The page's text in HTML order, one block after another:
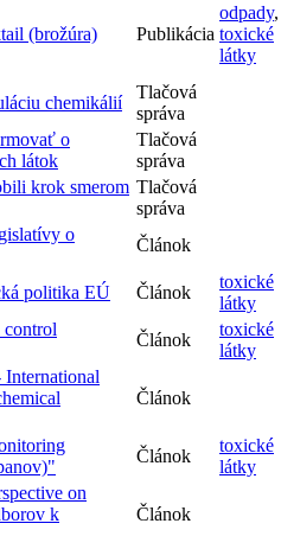
(brožúra) Publikácia
odpady,
toxické
látky
chemikálií
Tlačová
správa
o
látok
Tlačová
správa
krok smerom Tlačová
správa
o
Článok
politika EÚ Článok
toxické
látky
control
Článok
toxické
látky
International
Článok
Článok
toxické
látky
on
k
Článok